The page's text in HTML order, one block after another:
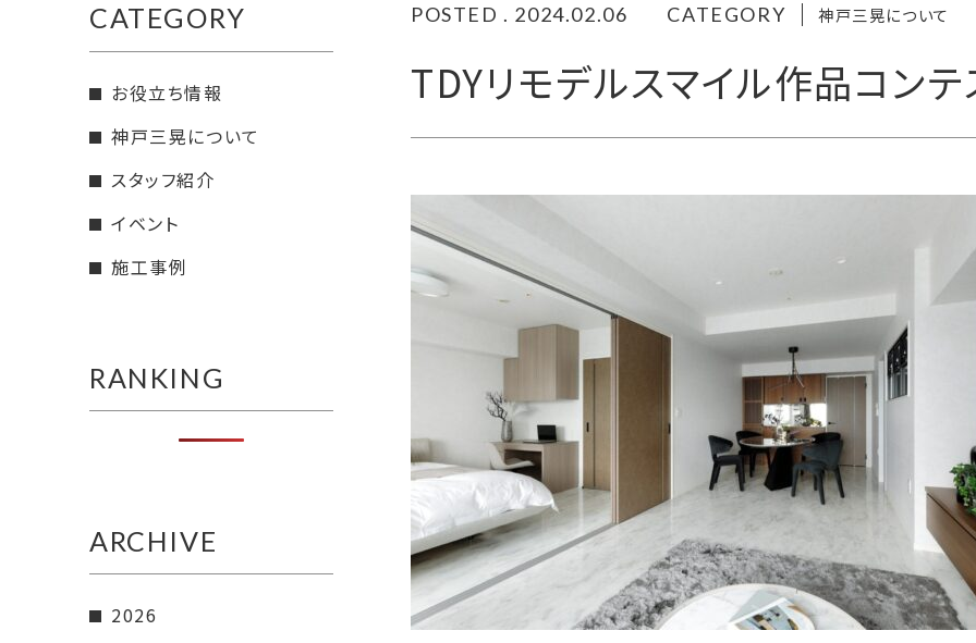
POSTED . 2024.02.06 CATEGORY 神戸三晃について
TDYリモデルスマイル作品コン
CATEGORY
お役立ち情報
神戸三晃について
スタッフ紹介
イベント
施工事例
RANKING
ARCHIVE
2026